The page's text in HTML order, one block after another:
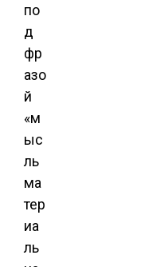
по
д
фр
азо
й
«м
ыс
ль
ма
тер
иа
ль